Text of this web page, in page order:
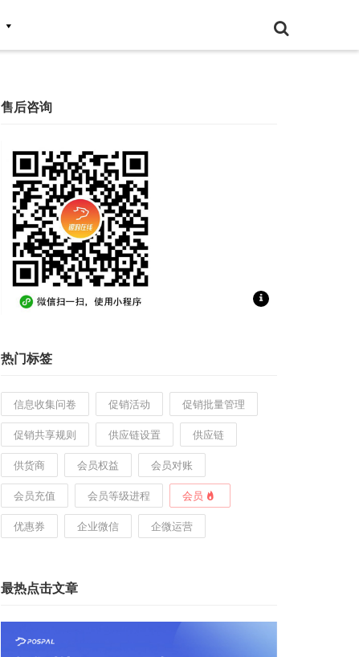
售后咨询
扫一扫联系售后咨询
热门标签
信息收集问卷 促销活动
促销批量管理
促销共享规则
供应链设置
供应链
供货商
会员权益
会员对账
会员充值
会员等级进程
会员
优惠券
企业微信 企微运营
最热点击文章